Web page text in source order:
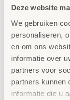
Deze website
We gebruiken
personaliseren,
en om ons
informatie over
partners voor
partners kunnen
informatie die u
School
aansluit bij